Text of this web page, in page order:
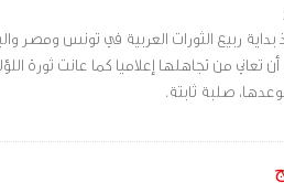
ربيع الثورات العربية في تونس ومصر
تعاني من تجاهلها إعلاميا كما عانت ثورة
صلبة ثابتة.